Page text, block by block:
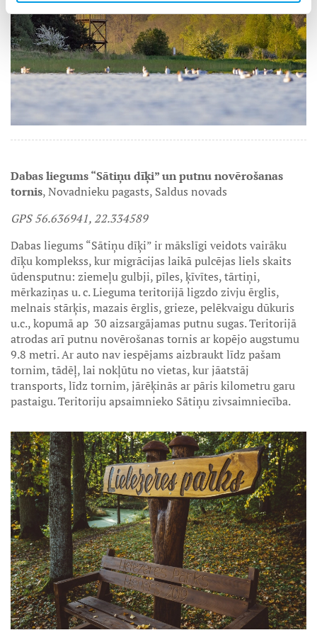
Dabas liegums “Sātiņu dīķi” un putnu novērošanas
tornis, Novadnieku pagasts, Saldus novads
GPS 56.636941, 22.334589
Dabas liegums “Sātiņu dīķi” ir mākslīgi veidots vairāku
dīķu komplekss, kur migrācijas laikā pulcējas liels skaits
ūdensputnu: ziemeļu gulbji, pīles, ķīvītes, tārtiņi,
mērkaziņas u. c. Lieguma teritorijā ligzdo zivju ērglis,
melnais stārķis, mazais ērglis, grieze, pelēkvaigu dūkuris
u.c., kopumā ap 30 aizsargājamas putnu sugas. Teritorijā
atrodas arī putnu novērošanas tornis ar kopējo augstumu
9.8 metri. Ar auto nav iespējams aizbraukt līdz pašam
tornim, tādēļ, lai nokļūtu no vietas, kur jāatstāj
transports, līdz tornim, jārēķinās ar pāris kilometru garu
pastaigu. Teritoriju apsaimnieko Sātiņu zivsaimniecība.